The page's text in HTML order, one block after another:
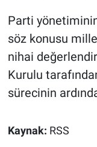
Parti
söz konusu
nihai
Kurulu
sürecinin
Kaynak: RSS